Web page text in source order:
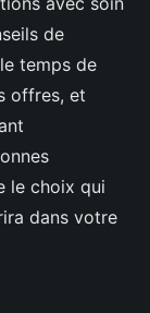
de
temps de
offres, et
le choix qui
dans votre